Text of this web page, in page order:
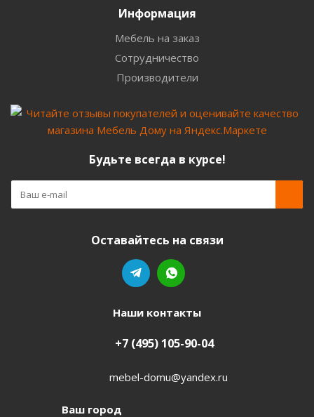
Информация
Мебель на заказ
Сотрудничество
Производители
Будьте всегда в курсе!
Оставайтесь на связи
Наши контакты
+7 (495) 105-90-04
mebel-domu@yandex.ru
Ваш город